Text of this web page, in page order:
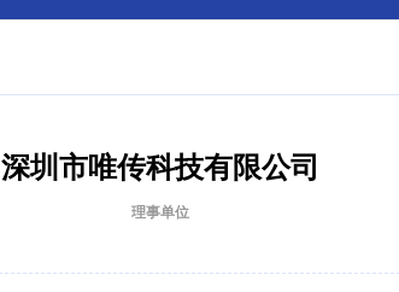
深圳市唯传科技有限公司
理事单位